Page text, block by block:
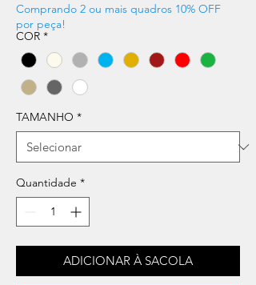
Comprando 2 ou mais quadros 10% OFF
por peça!
COR *
TAMANHO *
Quantidade *
ADICIONAR À SACOLA